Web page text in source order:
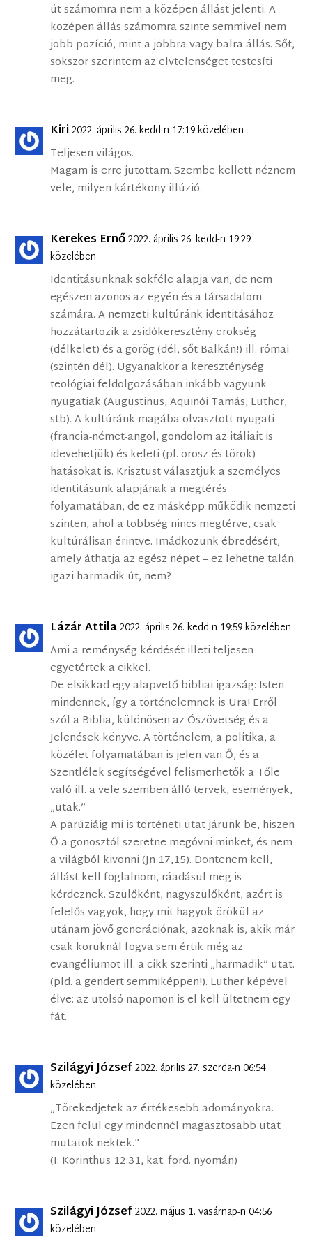
út számomra nem a középen állást jelenti. A
középen állás számomra szinte semmivel nem
jobb pozíció, mint a jobbra vagy balra állás. Sőt,
sokszor szerintem az elvtelenséget testesíti
meg.
Kiri2022. április 26. kedd-n 17:19 közelében
Teljesen világos.
Magam is erre jutottam. Szembe kellett néznem
vele, milyen kártékony illúzió.
Kerekes Ernő2022. április 26. kedd-n 19:29
közelében
Identitásunknak sokféle alapja van, de nem
egészen azonos az egyén és a társadalom
számára. A nemzeti kultúránk identitásához
hozzátartozik a zsidókeresztény örökség
(délkelet) és a görög (dél, sőt Balkán!) ill. római
(szintén dél). Ugyanakkor a kereszténység
teológiai feldolgozásában inkább vagyunk
nyugatiak (Augustinus, Aquinói Tamás, Luther,
stb). A kultúránk magába olvasztott nyugati
(francia-német-angol, gondolom az itáliait is
idevehetjük) és keleti (pl. orosz és török)
hatásokat is. Krisztust választjuk a személyes
identitásunk alapjának a megtérés
folyamatában, de ez másképp működik nemzeti
szinten, ahol a többség nincs megtérve, csak
kultúrálisan érintve. Imádkozunk ébredésért,
amely áthatja az egész népet – ez lehetne talán
igazi harmadik út, nem?
Lázár Attila2022. április 26. kedd-n 19:59 közelében
Ami a reménység kérdését illeti teljesen
egyetértek a cikkel.
De elsikkad egy alapvető bibliai igazság: Isten
mindennek, így a történelemnek is Ura! Erről
szól a Biblia, különösen az Ószövetség és a
Jelenések könyve. A történelem, a politika, a
közélet folyamatában is jelen van Ő, és a
Szentlélek segítségével felismerhetők a Tőle
való ill. a vele szemben álló tervek, események,
„utak.”
A parúziáig mi is történeti utat járunk be, hiszen
Ő a gonosztól szeretne megóvni minket, és nem
a világból kivonni (Jn 17,15). Döntenem kell,
állást kell foglalnom, ráadásul meg is
kérdeznek. Szülőként, nagyszülőként, azért is
felelős vagyok, hogy mit hagyok örökül az
utánam jövő generációnak, azoknak is, akik már
csak koruknál fogva sem értik még az
evangéliumot ill. a cikk szerinti „harmadik” utat.
(pld. a gendert semmiképpen!). Luther képével
élve: az utolsó napomon is el kell ültetnem egy
fát.
Szilágyi József2022. április 27. szerda-n 06:54
közelében
„Törekedjetek az értékesebb adományokra.
Ezen felül egy mindennél magasztosabb utat
mutatok nektek.”
(I. Korinthus 12:31, kat. ford. nyomán)
Szilágyi József2022. május 1. vasárnap-n 04:56
közelében